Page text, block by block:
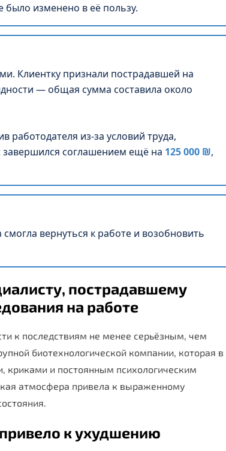
изменено в её пользу.
Клиентку признали пострадавшей на
— общая сумма составила около
работодателя из-за условий труда,
завершился соглашением ещё на 125 000 ₪,
вернуться к работе и возобновить
пострадавшему
на работе
к последствиям не менее серьёзным, чем
биотехнологической компании, которая в
криками и постоянным психологическим
атмосфера привела к выраженному
к ухудшению